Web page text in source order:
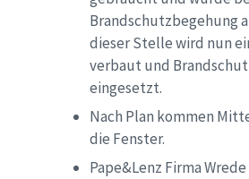
Brandschutzbegehung
dieser Stelle wird nun
verbaut und
eingesetzt.
Nach Plan kommen
die Fenster.
Pape&Lenz Firma